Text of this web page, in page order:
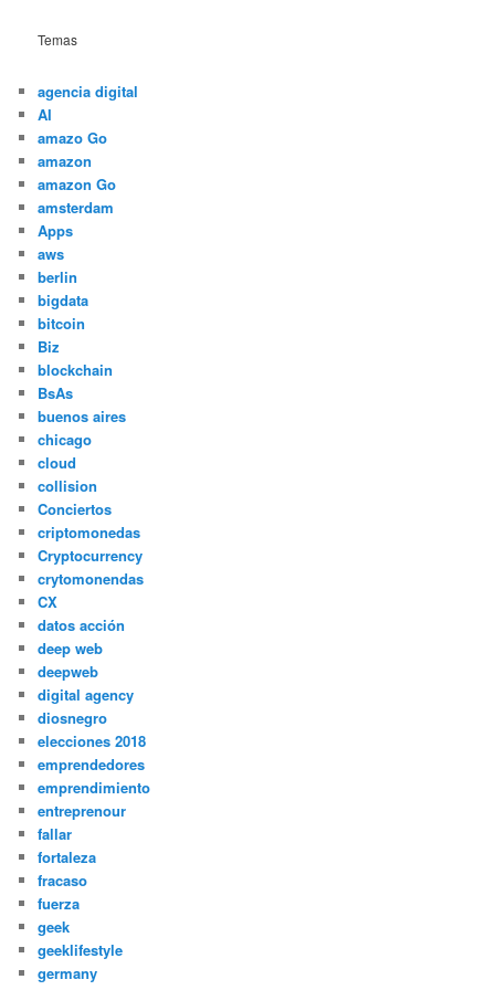
Temas
agencia digital
AI
amazo Go
amazon
amazon Go
amsterdam
Apps
aws
berlin
bigdata
bitcoin
Biz
blockchain
BsAs
buenos aires
chicago
cloud
collision
Conciertos
criptomonedas
Cryptocurrency
crytomonendas
CX
datos acción
deep web
deepweb
digital agency
diosnegro
elecciones 2018
emprendedores
emprendimiento
entreprenour
fallar
fortaleza
fracaso
fuerza
geek
geeklifestyle
germany